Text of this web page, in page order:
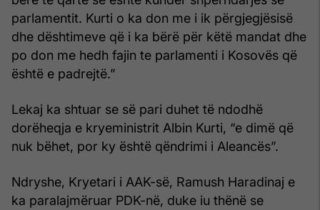
parlamentit. Kurti o ka don me i ik përgjegjësisë
dhe dështimeve që i ka bërë për këtë mandat dhe
po don me hedh fajin te parlamenti i Kosovës që
është e padrejtë.”
Lekaj ka shtuar se së pari duhet të ndodhë
dorëheqja e kryeministrit Albin Kurti, “e dimë që
nuk bëhet, por ky është qëndrimi i Aleancës”.
Ndryshe, Kryetari i AAK-së, Ramush Haradinaj e
ka paralajmëruar PDK-në, duke iu thënë se